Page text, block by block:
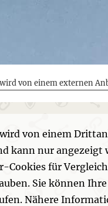
von einem externen
von einem
kann nur angezeigt
Cookies für
Sie können
Nähere